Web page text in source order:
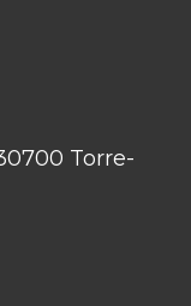
Torre-